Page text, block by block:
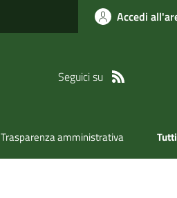
Accedi
Seguici su
Trasparenza amministrativa